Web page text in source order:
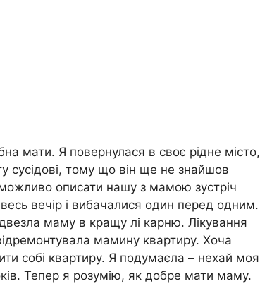
мати. Я повернулася в своє рідне місто,
тому що він ще не знайшов
описати нашу з мамою зустріч
вечір і вибачалися один перед одним.
маму в кращу лі карню. Лікування
мамину квартиру. Хоча
собі квартиру. Я подумаєла – нехай моя
Тепер я розумію, як добре мати маму.